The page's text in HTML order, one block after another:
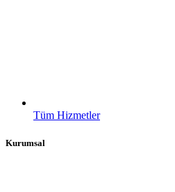
Tüm Hizmetler
Kurumsal